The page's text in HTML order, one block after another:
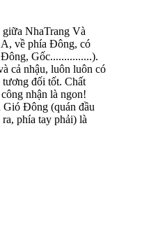
giữa NhaTrang Và
về phía Đông, có
Gốc...............).
cả nhậu, luôn luôn có
tương đối tốt. Chất
nhận là ngon!
Gió Đông (quán đầu
ra, phía tay phải) là